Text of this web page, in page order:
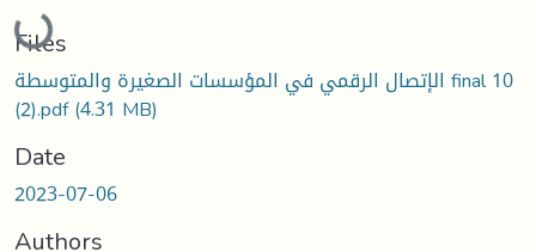
Loading...
Files
الإتصال الرقمي في المؤسسات الصغيرة والمتوسطة final 10
(2).pdf(4.31 MB)
Date
2023-07-06
Authors